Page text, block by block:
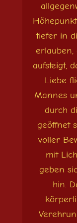
tiefer in
erlauben,
aufsteigt,
Liebe
Mannes
durch
geöffnet
voller
mit
geben
hin.